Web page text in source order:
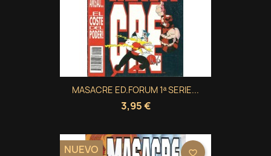
MASACRE ED.FORUM 1ª SERIE...
3,95 €
NUEVO favorite_border